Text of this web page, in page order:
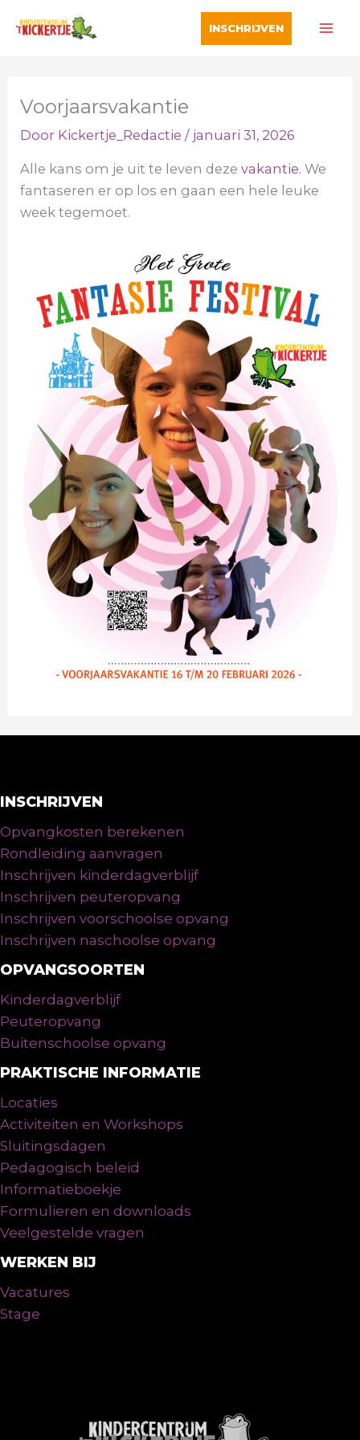
naar
INSCHRIJVEN
Voorjaarsvakantie
Door Kickertje_Redactie/ januari 31, 2026
Alle kans om je uit te leven dezevakantie. We
fantaseren er op los en gaan een hele leuke
week tegemoet.
INSCHRIJVEN
Opvangkosten berekenen
Rondleiding aanvragen
Inschrijven kinderdagverblijf
Inschrijven peuteropvang
Inschrijven voorschoolse opvang
Inschrijven naschoolse opvang
OPVANGSOORTEN
Kinderdagverblijf
Peuteropvang
Buitenschoolse opvang
PRAKTISCHE INFORMATIE
Locaties
Activiteiten en Workshops
Sluitingsdagen
Pedagogisch beleid
Informatieboekje
Formulieren en downloads
Veelgestelde vragen
WERKEN BIJ
Vacatures
Stage